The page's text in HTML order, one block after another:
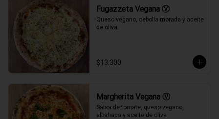
Fugazzeta Vegana Ⓥ
Queso vegano, cebolla morada y aceite
de oliva.
$13.300
Margherita Vegana Ⓥ
Salsa de tomate, queso vegano,
albahaca y aceite de oliva.